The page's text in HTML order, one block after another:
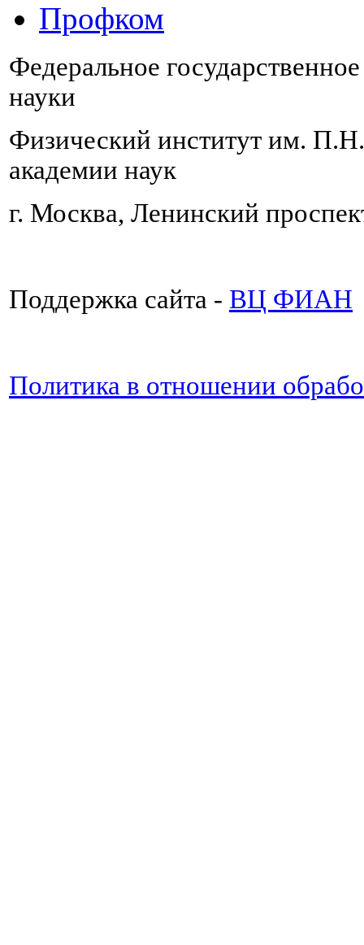
Профком
Федеральное
науки
Физический институт им.
академии наук
г. Москва, Ленинский
Поддержка сайта - ВЦ ФИАН
Политика в отношении